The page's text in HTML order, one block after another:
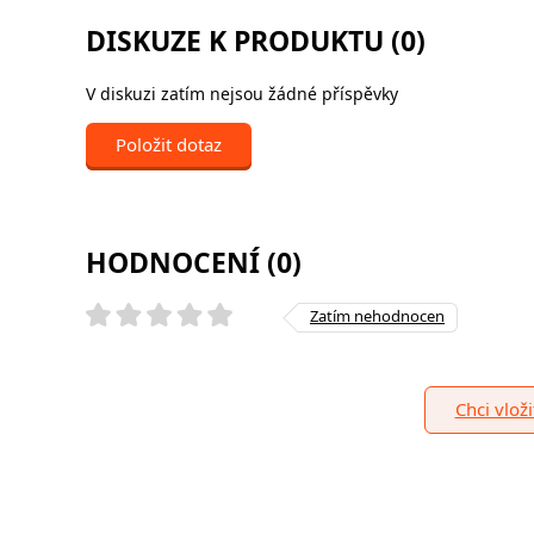
DISKUZE K PRODUKTU (0)
V diskuzi zatím nejsou žádné příspěvky
Položit dotaz
HODNOCENÍ (0)
Zatím nehodnocen
Chci